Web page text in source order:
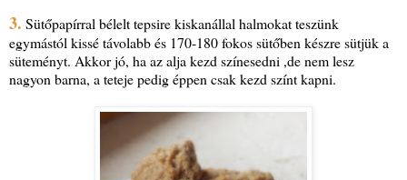
3. Sütőpapírral bélelt tepsire kiskanállal halmokat teszünk
egymástól kissé távolabb és 170-180 fokos sütőben készre sütjük a
süteményt. Akkor jó, ha az alja kezd színesedni ,de nem lesz
nagyon barna, a teteje pedig éppen csak kezd színt kapni.